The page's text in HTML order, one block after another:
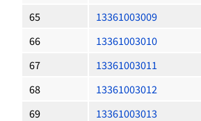
65
13361003009
66
13361003010
67
13361003011
68
13361003012
69
13361003013